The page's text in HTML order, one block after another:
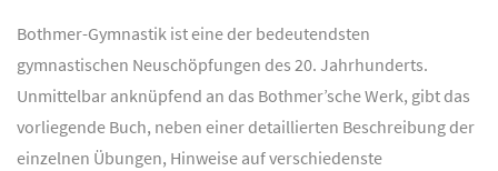
Bothmer-Gymnastik ist eine der bedeutendsten
gymnastischen Neuschöpfungen des 20. Jahrhunderts.
Unmittelbar anknüpfend an das Bothmer’sche Werk, gibt das
vorliegende Buch, neben einer detaillierten Beschreibung der
einzelnen Übungen, Hinweise auf verschiedenste